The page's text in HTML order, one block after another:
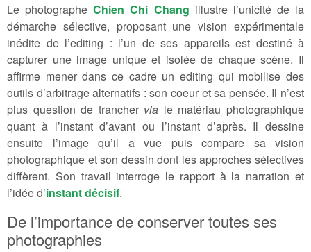
Le photographe Chien Chi Chang illustre l’unicité de la
démarche sélective, proposant une vision expérimentale
inédite de l’editing : l’un de ses appareils est destiné à
capturer une image unique et isolée de chaque scène. Il
affirme mener dans ce cadre un editing qui mobilise des
outils d’arbitrage alternatifs : son coeur et sa pensée. Il n’est
plus question de trancher via le matériau photographique
quant à l’instant d’avant ou l’instant d’après. Il dessine
ensuite l’image qu’il a vue puis compare sa vision
photographique et son dessin dont les approches sélectives
diffèrent. Son travail interroge le rapport à la narration et
l’idée d’instant décisif.
De l’importance de conserver toutes ses
photographies